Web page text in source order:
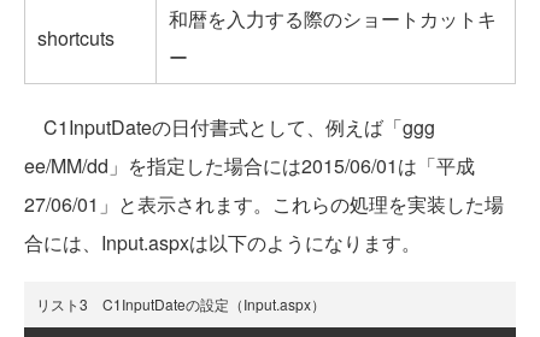
shortcuts
和暦を入力する際のショートカットキ
ー
C1InputDateの日付書式として、例えば「ggg
ee/MM/dd」を指定した場合には2015/06/01は「平成
27/06/01」と表示されます。これらの処理を実装した場
合には、Input.aspxは以下のようになります。
リスト3 C1InputDateの設定（Input.aspx）